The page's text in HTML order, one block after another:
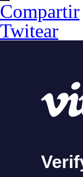
Compartir
Twitear